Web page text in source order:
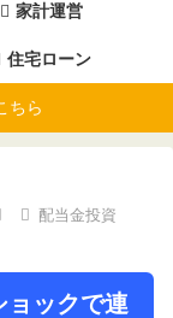
家計運営
住宅ローン
ちら
配当金投資
ョックで連